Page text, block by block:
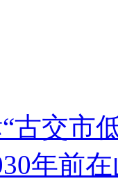
古交市
年前